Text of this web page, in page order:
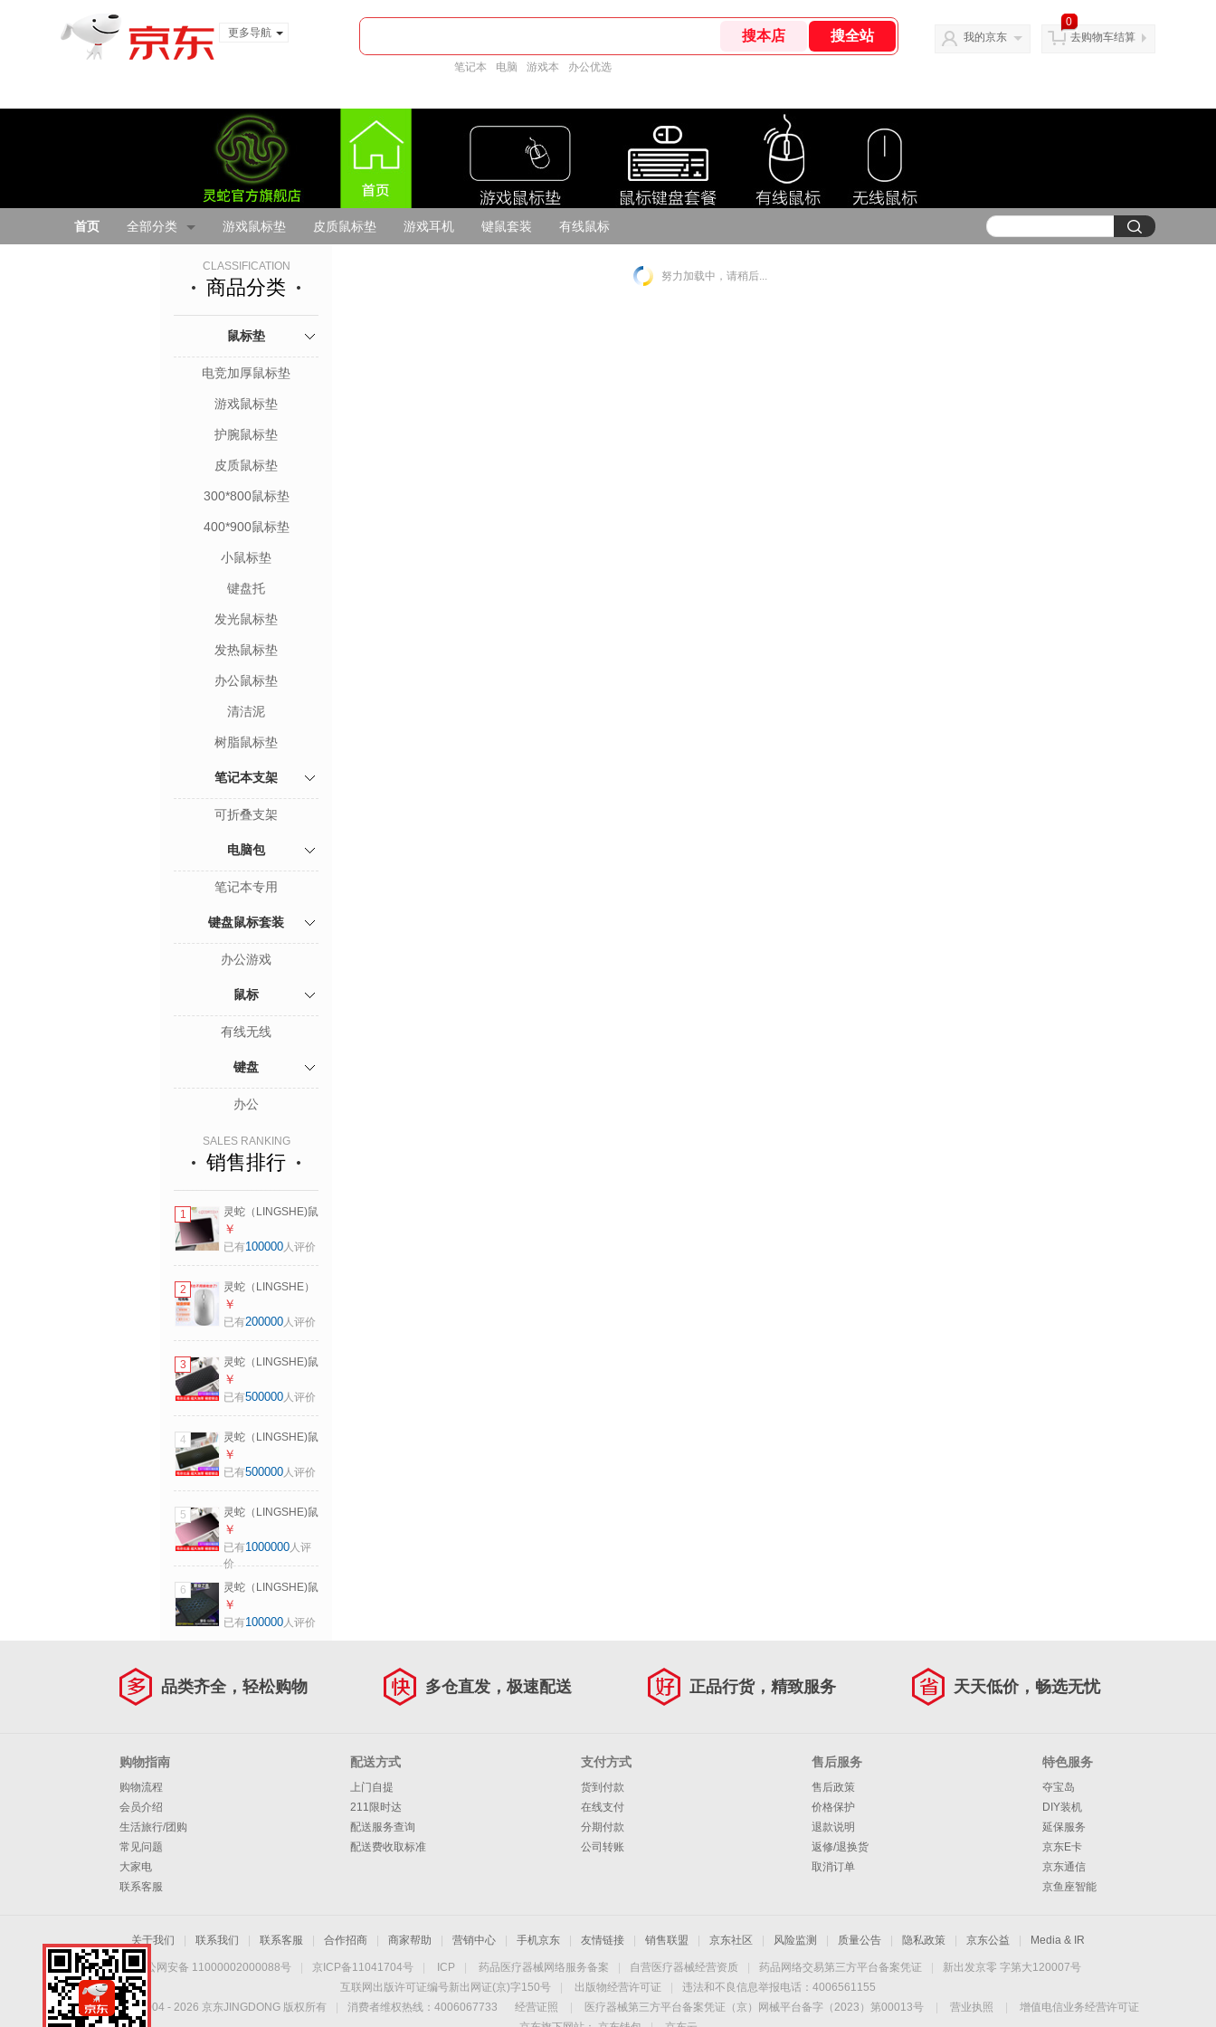
更多导航
笔记本 电脑 游戏本 办公优选
我的京东
0
去购物车结算
首页 全部分类 游戏鼠标垫 皮质鼠标垫 游戏耳机 键鼠套装 有线鼠标
CLASSIFICATION
商品分类
鼠标垫
电竞加厚鼠标垫
游戏鼠标垫
护腕鼠标垫
皮质鼠标垫
300*800鼠标垫
400*900鼠标垫
小鼠标垫
键盘托
发光鼠标垫
发热鼠标垫
办公鼠标垫
清洁泥
树脂鼠标垫
笔记本支架
可折叠支架
电脑包
笔记本专用
键盘鼠标套装
办公游戏
鼠标
有线无线
键盘
办公
SALES RANKING
销售排行
1
灵蛇（LINGSHE)鼠
标垫 320*240*3超
大高级感渐变鼠标
粉黑渐变
￥
已有100000人评价
2
灵蛇（LINGSHE）
M175充电无线蓝牙
+2.4G双模款轻音鼠
轻音版
￥
已有200000人评价
3
灵蛇（LINGSHE)鼠
标垫 900*400*3超
大号加厚办公游戏
垒紫礼盒装
￥
已有500000人评价
4
灵蛇（LINGSHE)鼠
标垫800*300*3超
大号加厚办公游戏
垒黑色 礼盒装
￥
已有500000人评价
5
灵蛇（LINGSHE)鼠
标垫800*300*3超
大高级感渐变鼠标
垫极简风莫兰迪电
粉黑渐变
￥
已有1000000人评
价
6
灵蛇（LINGSHE)鼠
标垫300*250*4mm
高密纤维细面 fps电
￥
已有100000人评价
努力加载中，请稍后...
品类齐全，轻松购物 多仓直发，极速配送 正品行货，精致服务 天天低价，畅选无忧
购物指南
购物流程
会员介绍
生活旅行/团购
常见问题
大家电
联系客服
配送方式
上门自提
211限时达
配送服务查询
配送费收取标准
支付方式
货到付款
在线支付
分期付款
公司转账
售后服务
售后政策
价格保护
退款说明
返修/退换货
取消订单
特色服务
夺宝岛
DIY装机
延保服务
京东E卡
京东通信
京鱼座智能
关于我们 联系我们 联系客服 合作招商 商家帮助 营销中心 手机京东 友情链接 销售联盟 京东社区 风险监测 质量公告 隐私政策 京东公益 Media & IR
京公网安备 11000002000088号 京ICP备11041704号 ICP 药品医疗器械网络服务备案 自营医疗器械经营资质 药品网络交易第三方平台备案凭证
新出发京零 字第大120007号
互联网出版许可证编号新出网证(京)字150号
出版物经营许可证
违法和不良信息举报电话：4006561155
Copyright © 2004 - 2026 京东JINGDONG 版权所有 消费者维权热线：4006067733 经营证照 医疗器械第三方平台备案凭证（京）网械平台备字（2023）第00013号 营业执照
增值电信业务经营许可证